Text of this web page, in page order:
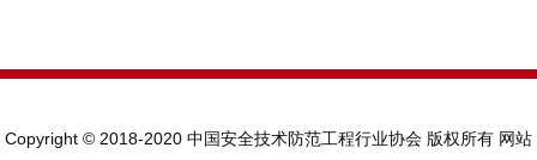
Copyright © 2018-2020 中国安全技术防范工程行业协会 版权所有 网站